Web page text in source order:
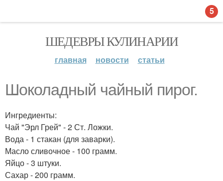
ШЕДЕВРЫ КУЛИНАРИИ
главная новости статьи
Шоколадный чайный пирог.
Ингредиенты:
Чай "Эрл Грей" - 2 Ст. Ложки.
Вода - 1 стакан (для заварки).
Масло сливочное - 100 грамм.
Яйцо - 3 штуки.
Сахар - 200 грамм.
5